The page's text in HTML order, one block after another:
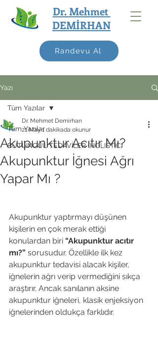
Dr. Mehmet
DEMİRHAN
Randevu Al
Yazı
Tüm Yazılar
BÜTÜNCÜL TEDAVİLER (HOLISTIC)
Tüm Yazılar
Akupunktur Acıtır Mı?
Akupunktur İğnesi Ağrı
Yapar Mı ?
Dr. Mehmet Demirhan
21 May1 dakikada okunur
Akupunktur yaptırmayı düşünen
kişilerin en çok merak ettiği
konulardan biri “Akupunktur acıtır
mı?” sorusudur. Özellikle ilk kez
akupunktur tedavisi alacak kişiler,
iğnelerin ağrı verip vermediğini sıkça
araştırır. Ancak sanılanın aksine
akupunktur iğneleri, klasik enjeksiyon
iğnelerinden oldukça farklıdır.